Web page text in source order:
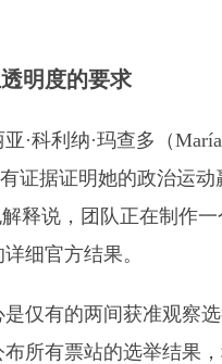
明度的要求
·科利纳·玛查多 （
证据证明她的政治运动
释说，团队正在制作一
细官方结果。
仅有的两间获准观察
所有票站的选举结果